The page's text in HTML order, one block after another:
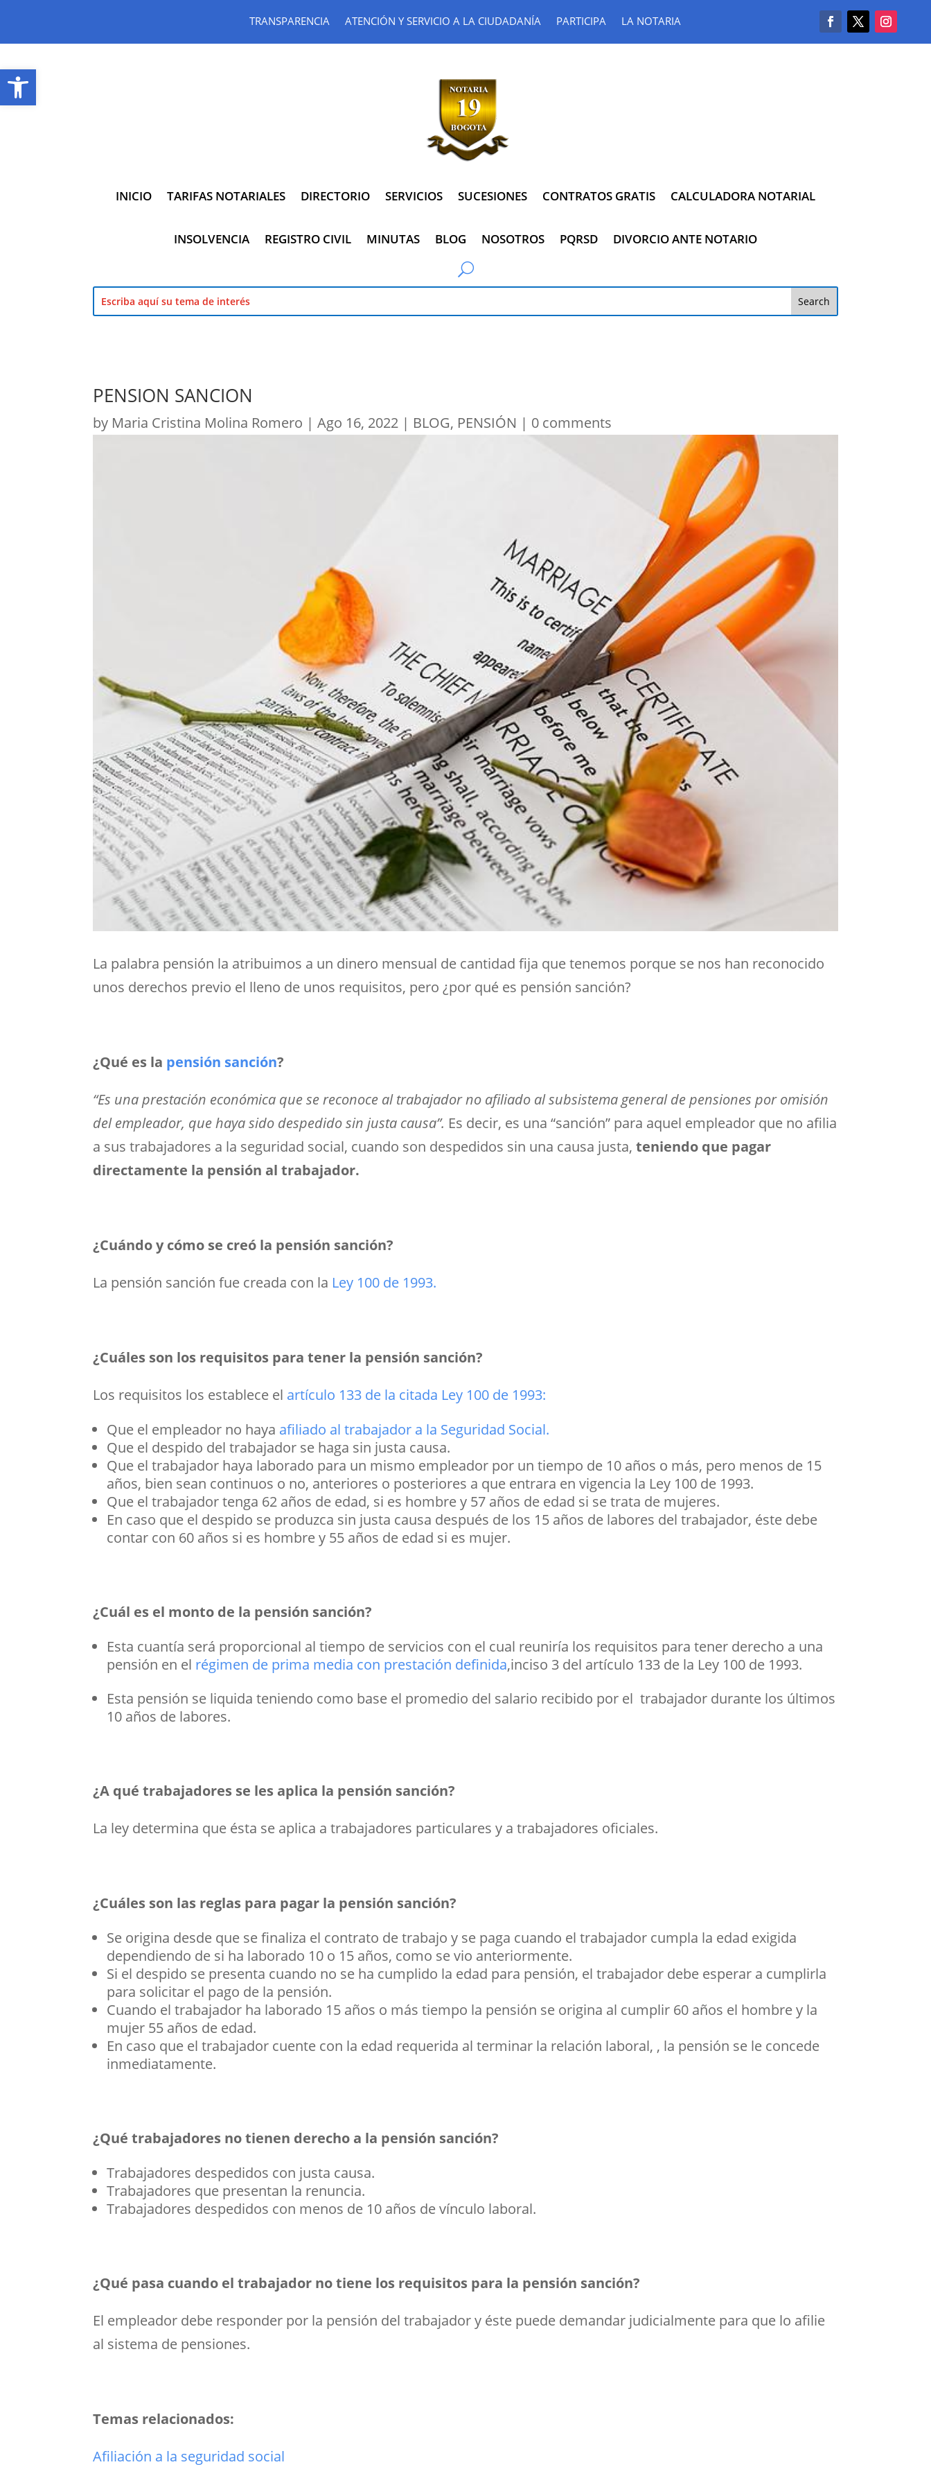
Abrir barra de herramientas
TRANSPARENCIA ATENCIÓN Y SERVICIO A LA CIUDADANÍA PARTICIPA LA NOTARIA
INICIO TARIFAS NOTARIALES DIRECTORIO SERVICIOS SUCESIONES CONTRATOS GRATIS CALCULADORA NOTARIAL
INSOLVENCIA REGISTRO CIVIL MINUTAS BLOG NOSOTROS PQRSD DIVORCIO ANTE NOTARIO
PENSION SANCION
by Maria Cristina Molina Romero |Ago 16, 2022 | BLOG, PENSIÓN | 0 comments
La palabra pensión la atribuimos a un dinero mensual de cantidad fija que tenemos porque se nos han reconocido
unos derechos previo el lleno de unos requisitos, pero ¿por qué es pensión sanción?
¿Qué es la pensión sanción?
“Es una prestación económica que se reconoce al trabajador no afiliado al subsistema general de pensiones por omisión
del empleador, que haya sido despedido sin justa causa”. Es decir, es una “sanción” para aquel empleador que no afilia
a sus trabajadores a la seguridad social, cuando son despedidos sin una causa justa,teniendo que pagar
directamente la pensión al trabajador.
¿Cuándo y cómo se creó la pensión sanción?
La pensión sanción fue creada con la Ley 100 de 1993.
¿Cuáles son los requisitos para tener la pensión sanción?
Los requisitos los establece el artículo 133 de la citada Ley 100 de 1993:
Que el empleador no haya afiliado al trabajador a la Seguridad Social.
Que el despido del trabajador se haga sin justa causa.
Que el trabajador haya laborado para un mismo empleador por un tiempo de 10 años o más, pero menos de 15
años, bien sean continuos o no, anteriores o posteriores a que entrara en vigencia la Ley 100 de 1993.
Que el trabajador tenga 62 años de edad, si es hombre y 57 años de edad si se trata de mujeres.
En caso que el despido se produzca sin justa causa después de los 15 años de labores del trabajador, éste debe
contar con 60 años si es hombre y 55 años de edad si es mujer.
¿Cuál es el monto de la pensión sanción?
Esta cuantía será proporcional al tiempo de servicios con el cual reuniría los requisitos para tener derecho a una
pensión en el régimen de prima media con prestación definida,inciso 3 del artículo 133 de la Ley 100 de 1993.
Esta pensión se liquida teniendo como base el promedio del salario recibido por el trabajador durante los últimos
10 años de labores.
¿A qué trabajadores se les aplica la pensión sanción?
La ley determina que ésta se aplica a trabajadores particulares y a trabajadores oficiales.
¿Cuáles son las reglas para pagar la pensión sanción?
Se origina desde que se finaliza el contrato de trabajo y se paga cuando el trabajador cumpla la edad exigida
dependiendo de si ha laborado 10 o 15 años, como se vio anteriormente.
Si el despido se presenta cuando no se ha cumplido la edad para pensión, el trabajador debe esperar a cumplirla
para solicitar el pago de la pensión.
Cuando el trabajador ha laborado 15 años o más tiempo la pensión se origina al cumplir 60 años el hombre y la
mujer 55 años de edad.
En caso que el trabajador cuente con la edad requerida al terminar la relación laboral, , la pensión se le concede
inmediatamente.
¿Qué trabajadores no tienen derecho a la pensión sanción?
Trabajadores despedidos con justa causa.
Trabajadores que presentan la renuncia.
Trabajadores despedidos con menos de 10 años de vínculo laboral.
¿Qué pasa cuando el trabajador no tiene los requisitos para la pensión sanción?
El empleador debe responder por la pensión del trabajador y éste puede demandar judicialmente para que lo afilie
al sistema de pensiones.
Temas relacionados:
Afiliación a la seguridad social